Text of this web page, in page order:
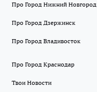
Про Город Нижний Новгород
Про Город Дзержинск
Про Город Владивосток
Про Город Краснодар
Твои Новости